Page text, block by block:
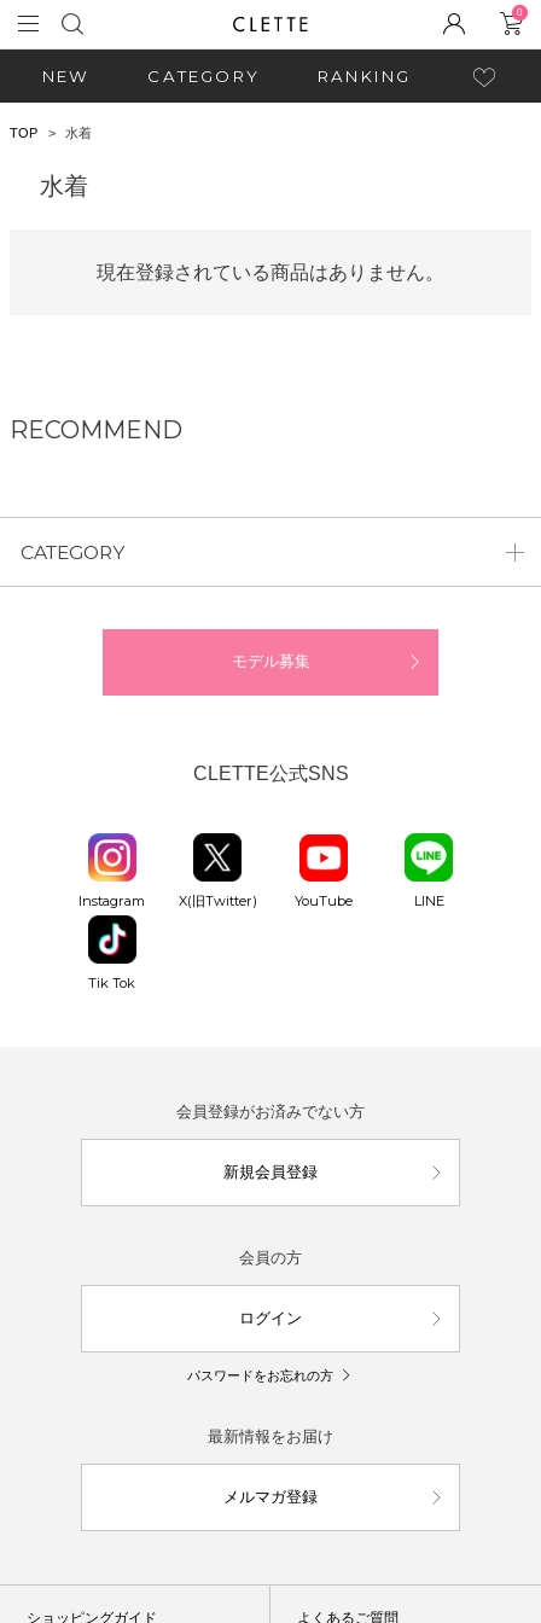
0
NEW CATEGORY RANKING
TOP 水着
水着
現在登録されている商品はありません。
RECOMMEND
CATEGORY
モデル募集
CLETTE公式SNS
Instagram X(旧Twitter) YouTube LINE
Tik Tok
会員登録がお済みでない方
新規会員登録
会員の方
ログイン
パスワードをお忘れの方
最新情報をお届け
メルマガ登録
ショッピングガイド よくあるご質問